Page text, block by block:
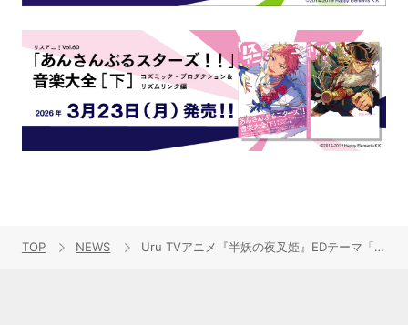
TOP NEWS Uru TVアニメ『半妖の夜叉姫』EDテーマ「Break」先行配信スタート！林響太朗が監督を務めたミュージックビデオを公開！